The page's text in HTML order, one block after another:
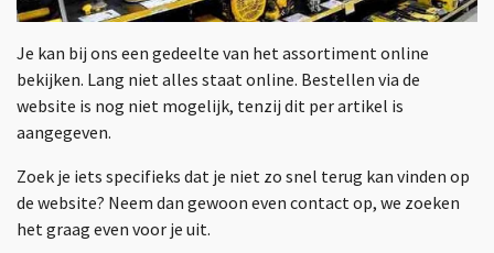
Je kan bij ons een gedeelte van het assortiment online
bekijken. Lang niet alles staat online. Bestellen via de
website is nog niet mogelijk, tenzij dit per artikel is
aangegeven.
Zoek je iets specifieks dat je niet zo snel terug kan vinden op
de website? Neem dan gewoon even contact op, we zoeken
het graag even voor je uit.